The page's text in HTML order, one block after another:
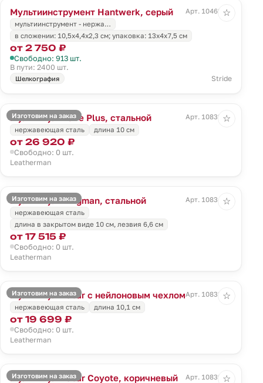
Мультиинструмент Hantwerk, серый
Арт. 10462.10
мультиинструмент - нержа…
в сложении: 10,5х4,4х2,3 см; упаковка: 13х4х7,5 см
от 2 750 ₽
Свободно: 913 шт.
В пути: 2400 шт.
Шелкография Stride
☆
Изготовим на заказ
Мультитул Wave Plus, стальной
Арт. 10832.10
нержавеющая сталь
длина 10 см
от 26 920 ₽
Свободно: 0 шт.
Leatherman
☆
Изготовим на заказ
Мультитул Wingman, стальной
Арт. 10834.10
нержавеющая сталь
длина в закрытом виде 10 см, лезвия 6,6 см
от 17 515 ₽
Свободно: 0 шт.
Leatherman
☆
Изготовим на заказ
Мультитул Rebar с нейлоновым чехломАрт. 10838.10
нержавеющая сталь
длина 10,1 см
от 19 699 ₽
Свободно: 0 шт.
Leatherman
☆
Изготовим на заказ
Мультитул Rebar Coyote, коричневый
Арт. 10839.99
☆